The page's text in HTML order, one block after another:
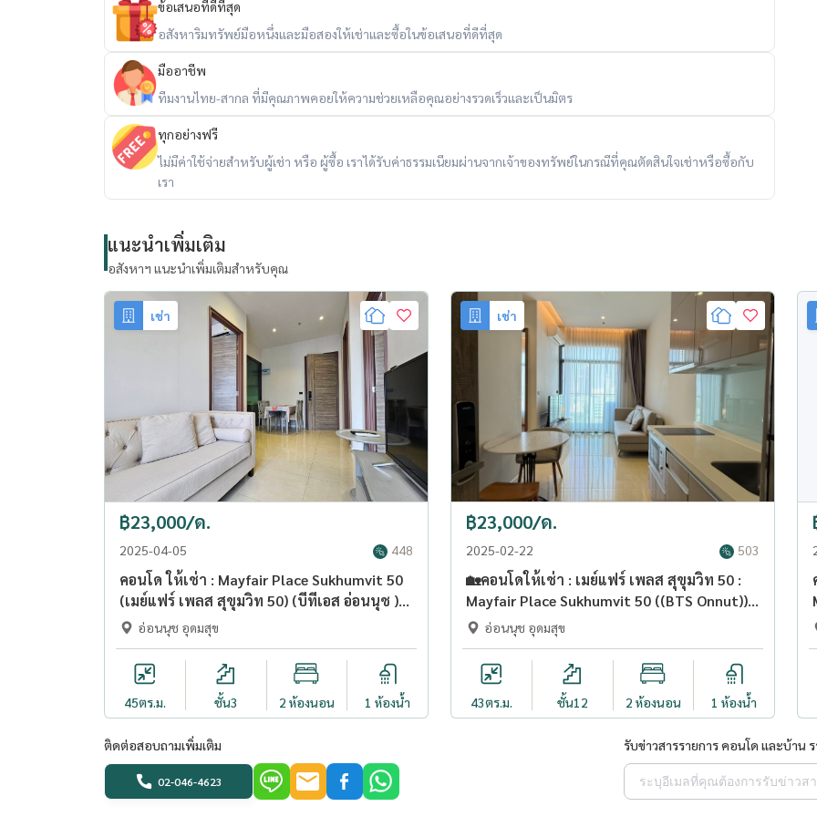
ข้อเสนอที่ดีที่สุด
อสังหาริมทรัพย์มือหนึ่งและมือสองให้เช่าและซื้อในข้อเสนอที่ดีที่สุด
มืออาชีพ
ทีมงานไทย-สากล ที่มีคุณภาพคอยให้ความช่วยเหลือคุณอย่างรวดเร็วและเป็นมิตร
ทุกอย่างฟรี
ไม่มีค่าใช้จ่ายสำหรับผู้เช่า หรือ ผู้ซื้อ เราได้รับค่าธรรมเนียมผ่านจากเจ้าของทรัพย์ในกรณีที่คุณตัดสินใจเช่าหรือซื้อกับ
เรา
แนะนำเพิ่มเติม
อสังหาฯ แนะนำเพิ่มเติมสำหรับคุณ
เช่า
฿23,000/ด.
2025-04-05 448
คอนโด ให้เช่า : Mayfair Place Sukhumvit 50
(เมย์แฟร์ เพลส สุขุมวิท 50) (บีทีเอส อ่อนนุช )
MK-02 line @livingbkk
อ่อนนุช อุดมสุข
45ตร.ม. ชั้น3 2 ห้องนอน 1 ห้องน้ำ
เช่า
฿23,000/ด.
2025-02-22 503
🏡คอนโดให้เช่า : เมย์แฟร์ เพลส สุขุมวิท 50 :
Mayfair Place Sukhumvit 50 ((BTS Onnut))
WL-02 (LINE : @Condo52)
อ่อนนุช อุดมสุข
43ตร.ม. ชั้น12 2 ห้องนอน 1 ห้องน้ำ
ติดต่อสอบถามเพิ่มเติม
02-046-4623
รับข่าวสารรายการ คอนโด และบ้าน